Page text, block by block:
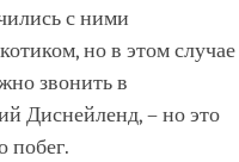
с ними
но в этом случае
звонить в
Диснейленд, – но это
побег.